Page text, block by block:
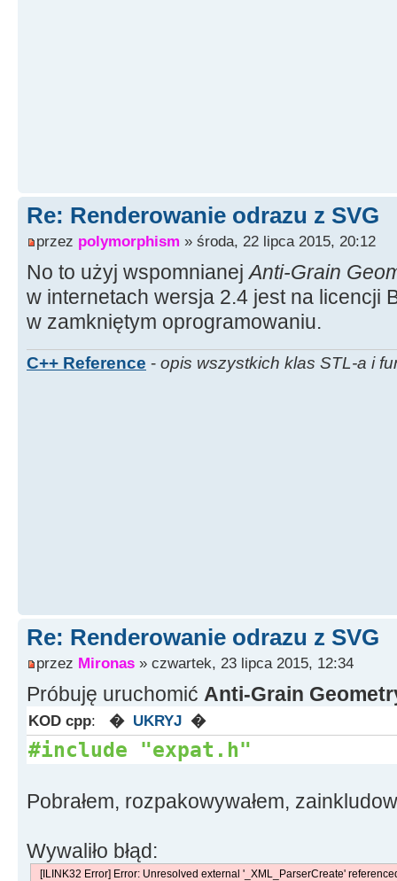
Re: Renderowanie odrazu z SVG
przez polymorphism » środa, 22 lipca 2015, 20:12
No to użyj wspomnianejAnti-Grain
w internetach wersja 2.4 jest na licencji
w zamkniętym oprogramowaniu.
C++ Reference - opis wszystkich klas STL-a i
Re: Renderowanie odrazu z SVG
przez Mironas » czwartek, 23 lipca 2015, 12:34
Próbuję uruchomić Anti-Grain
KOD cpp: � UKRYJ �
#include "expat.h"
Pobrałem, rozpakowywałem,
Wywaliło błąd:
[ILINK32 Error] Error: Unresolved external '_XML_ParserCreate'